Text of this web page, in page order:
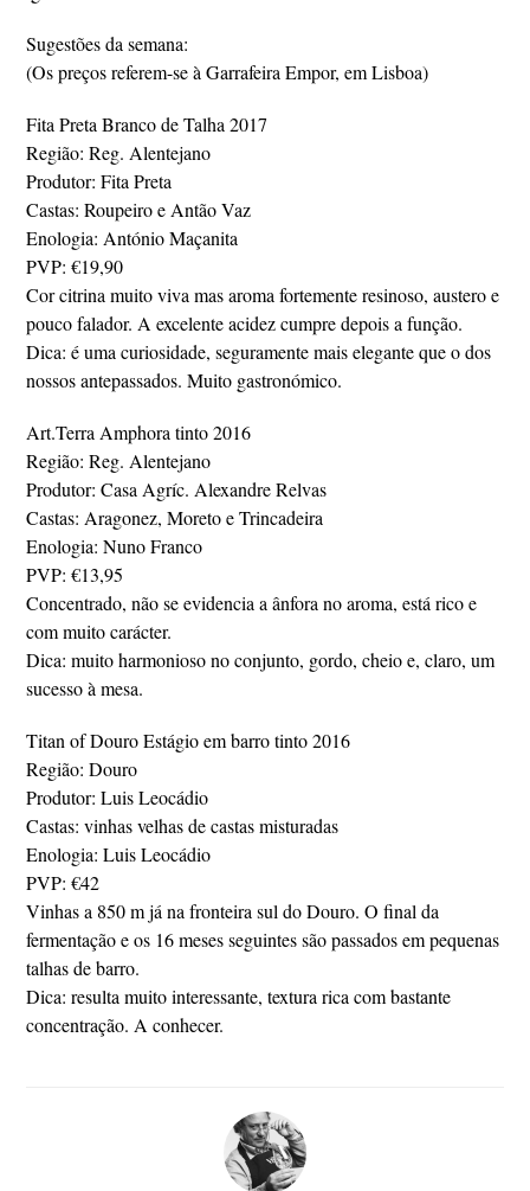
Sugestões da semana:
(Os preços referem-se à Garrafeira Empor, em Lisboa)
Fita Preta Branco de Talha 2017
Região: Reg. Alentejano
Produtor: Fita Preta
Castas: Roupeiro e Antão Vaz
Enologia: António Maçanita
PVP: €19,90
Cor citrina muito viva mas aroma fortemente resinoso, austero e
pouco falador. A excelente acidez cumpre depois a função.
Dica: é uma curiosidade, seguramente mais elegante que o dos
nossos antepassados. Muito gastronómico.
Art.Terra Amphora tinto 2016
Região: Reg. Alentejano
Produtor: Casa Agríc. Alexandre Relvas
Castas: Aragonez, Moreto e Trincadeira
Enologia: Nuno Franco
PVP: €13,95
Concentrado, não se evidencia a ânfora no aroma, está rico e
com muito carácter.
Dica: muito harmonioso no conjunto, gordo, cheio e, claro, um
sucesso à mesa.
Titan of Douro Estágio em barro tinto 2016
Região: Douro
Produtor: Luis Leocádio
Castas: vinhas velhas de castas misturadas
Enologia: Luis Leocádio
PVP: €42
Vinhas a 850 m já na fronteira sul do Douro. O final da
fermentação e os 16 meses seguintes são passados em pequenas
talhas de barro.
Dica: resulta muito interessante, textura rica com bastante
concentração. A conhecer.